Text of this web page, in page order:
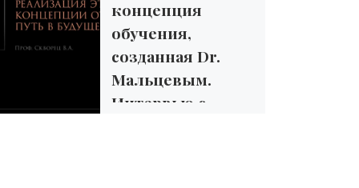
концепция
обучения,
созданная Dr.
Мальцевым.
Интервью с